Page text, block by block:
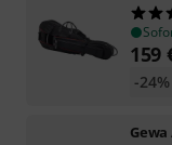
159
-24%
Gewa